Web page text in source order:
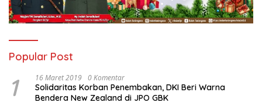
Popular Post
1 16 Maret 2019 0 Komentar
Solidaritas Korban Penembakan, DKI Beri Warna
Bendera New Zealand di JPO GBK